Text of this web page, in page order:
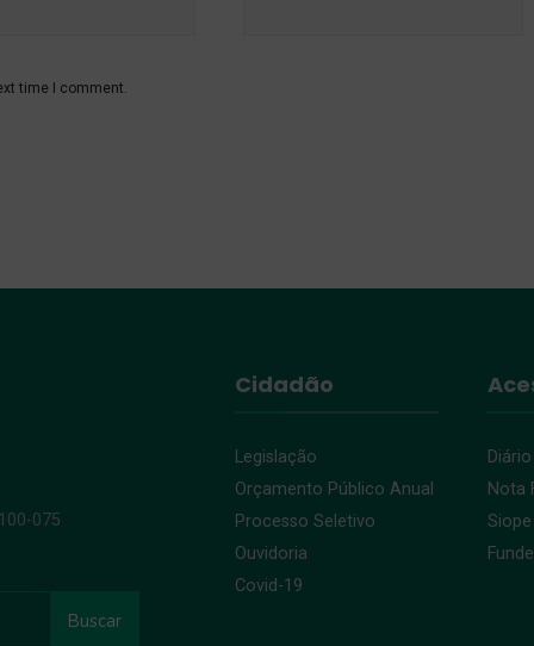
time I comment.
075
Buscar
Cidadão
Legislação
Orçamento Público Anual
Processo Seletivo
Ouvidoria
Covid-19
Nota
Siope